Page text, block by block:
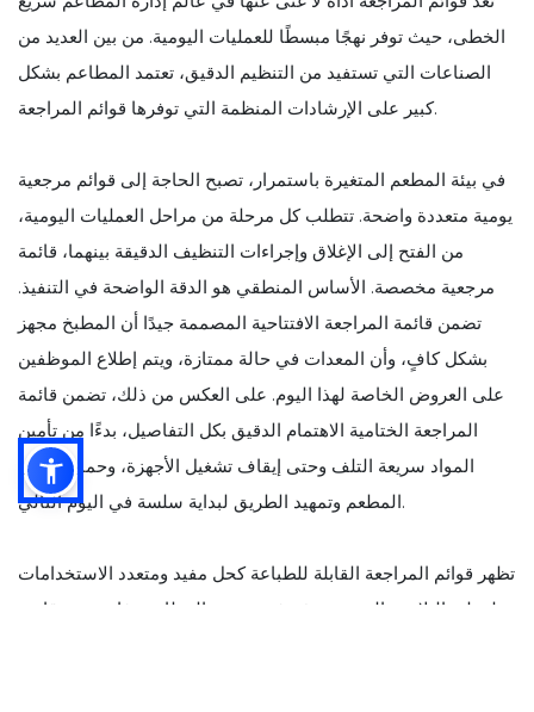
الخطى، حيث توفر نهجًا مبسطًا للعمليات اليومية. من بين العديد من
الصناعات التي تستفيد من التنظيم الدقيق، تعتمد المطاعم بشكل
كبير على الإرشادات المنظمة التي توفرها قوائم المراجعة.
في بيئة المطعم المتغيرة باستمرار، تصبح الحاجة إلى قوائم مرجعية
يومية متعددة واضحة. تتطلب كل مرحلة من مراحل العمليات اليومية،
من الفتح إلى الإغلاق وإجراءات التنظيف الدقيقة بينهما، قائمة
مرجعية مخصصة. الأساس المنطقي هو الدقة الواضحة في التنفيذ.
تضمن قائمة المراجعة الافتتاحية المصممة جيدًا أن المطبخ مجهز
بشكل كافٍ، وأن المعدات في حالة ممتازة، ويتم إطلاع الموظفين
على العروض الخاصة لهذا اليوم. على العكس من ذلك، تضمن قائمة
المراجعة الختامية الاهتمام الدقيق بكل التفاصيل، بدءًا من تأمين
المواد سريعة التلف وحتى إيقاف تشغيل الأجهزة، وحماية أصول
المطعم وتمهيد الطريق لبداية سلسة في اليوم التالي.
تظهر قوائم المراجعة القابلة للطباعة كحل مفيد ومتعدد الاستخدامات
لعملية التلاعب المعقدة هذه. في صخب المطاعم، فإن وجود قائمة